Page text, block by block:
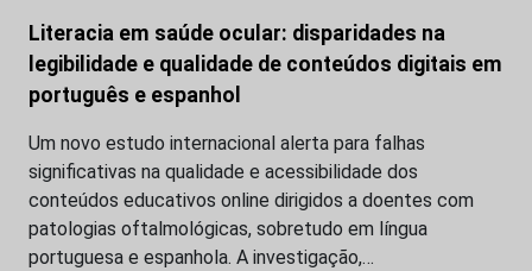
Literacia em saúde ocular: disparidades na
legibilidade e qualidade de conteúdos digitais em
português e espanhol
Um novo estudo internacional alerta para falhas
significativas na qualidade e acessibilidade dos
conteúdos educativos online dirigidos a doentes com
patologias oftalmológicas, sobretudo em língua
portuguesa e espanhola. A investigação,…